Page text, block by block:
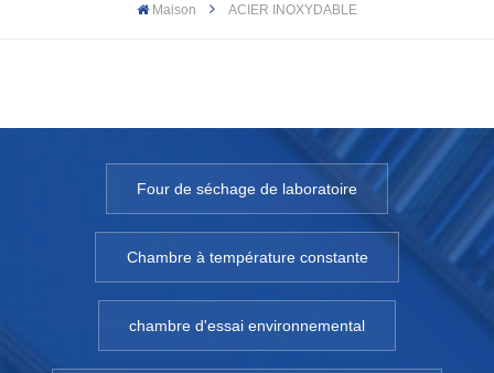
Maison ACIER INOXYDABLE
Four de séchage de laboratoire
Chambre à température constante
chambre d'essai environnemental